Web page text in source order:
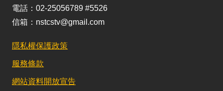
電話：02-25056789 #5526
信箱：nstcstv@gmail.com
隱私權保護政策
服務條款
網站資料開放宣告